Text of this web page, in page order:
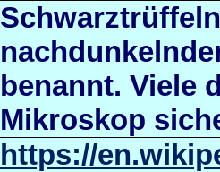
benannt. Viele
Mikroskop
https://